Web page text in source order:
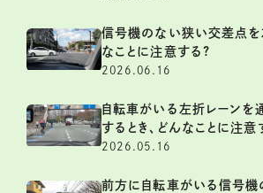
信号機のない狭い交差点を
なことに注意する?
2026.06.16
自転車がいる左折レーンを
するとき、どんなことに注意
2026.05.16
前方に自転車がいる信号機